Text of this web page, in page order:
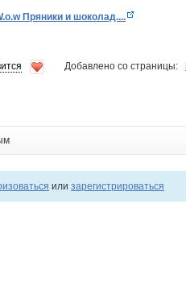
Пряники и шоколад....
Добавлено со страницы:
или зарегистрироваться